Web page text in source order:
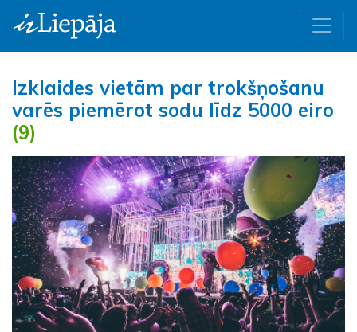
Izklaides vietām par trokšņošanu
varēs piemērot sodu līdz 5000 eiro
(9)